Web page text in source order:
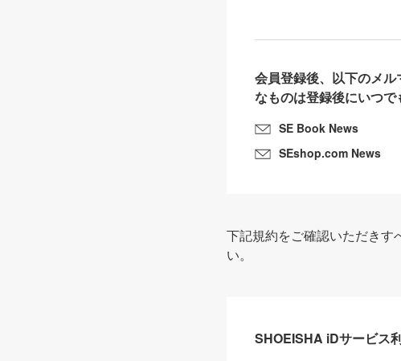
会員登録後、以下のメ
なものは登録後にいつで
SE Book News
SEshop.com News
下記規約をご確認いただきす
い。
SHOEISHA iDサービス